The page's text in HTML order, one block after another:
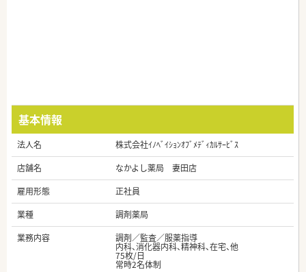
基本情報
法人名
株式会社ｲﾉﾍﾞｲｼｮﾝｵﾌﾞﾒﾃﾞｨｶﾙｻｰﾋﾞｽ
店舗名
なかよし薬局 妻田店
雇用形態
正社員
業種
調剤薬局
業務内容
調剤／監査／服薬指導
内科、消化器内科、精神科、在宅、他
75枚/日
常時2名体制